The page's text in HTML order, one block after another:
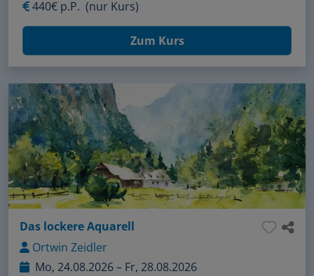
440€ p.P. (nur Kurs)
Zum Kurs
Das lockere Aquarell
Ortwin Zeidler
Mo, 24.08.2026 – Fr, 28.08.2026